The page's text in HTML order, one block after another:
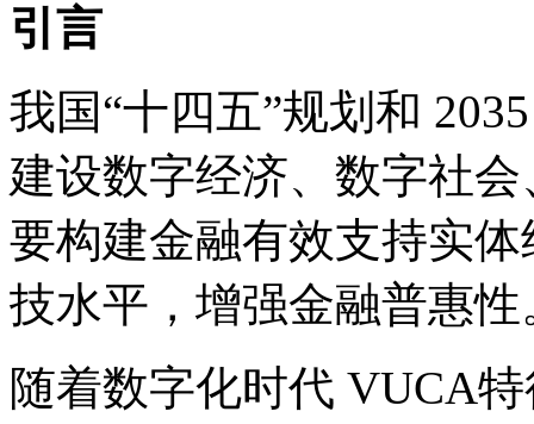
引言
我国“十四五”规划和
建设数字经济、数字社
要构建金融有效支持实
技水平，增强金融普惠性
随着数字化时代 VUCA